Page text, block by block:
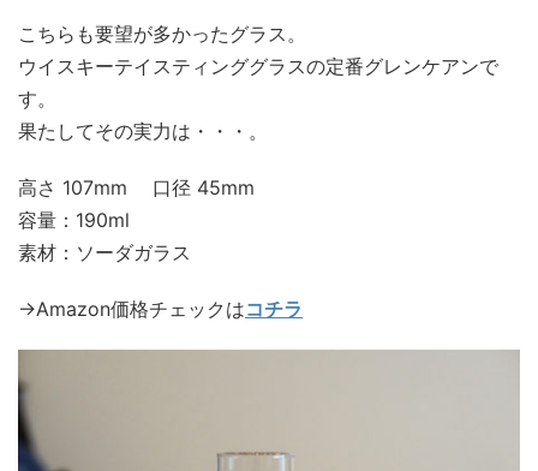
こちらも要望が多かったグラス。
ウイスキーテイスティンググラスの定番グレンケアンで
す。
果たしてその実力は・・・。
高さ 107mm 口径 45mm
容量：190ml
素材：ソーダガラス
→Amazon価格チェックはコチラ